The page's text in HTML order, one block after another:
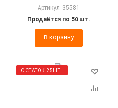
Артикул: 35581
Продаётся по 50 шт.
В корзину
ОСТАТОК 25ШТ.!